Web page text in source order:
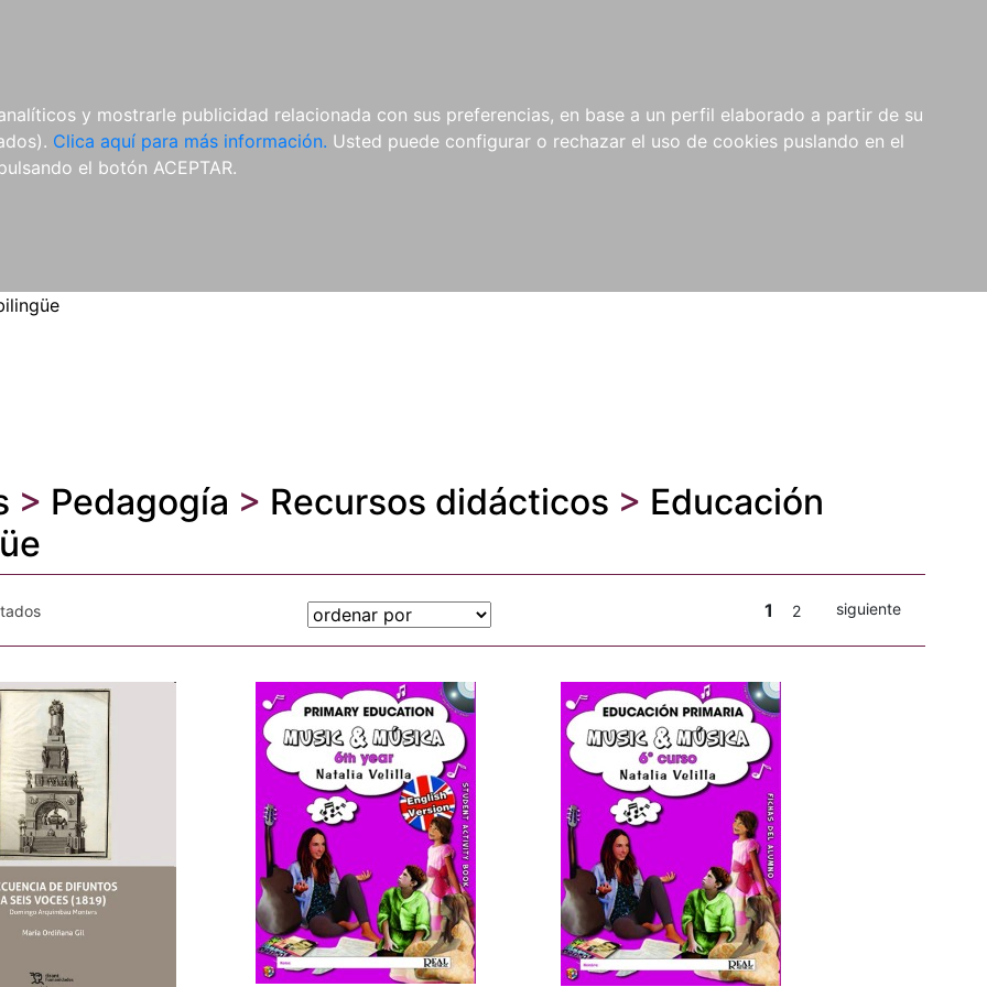
y mostrarle publicidad relacionada con sus preferencias, en base a un perfil elaborado a partir de su
Clica aquí para más información. Usted puede configurar o rechazar el uso de cookies puslando en el
el botón ACEPTAR.
REVISTAS
CDS Y
DVDS
MATERIAL
COMPLEMENTARIO
NOVEDADES NOTICIAS
COMPRAS
INSTITUCIONALES
> Pedagogía > Recursos didácticos > Educación
1 2 siguiente